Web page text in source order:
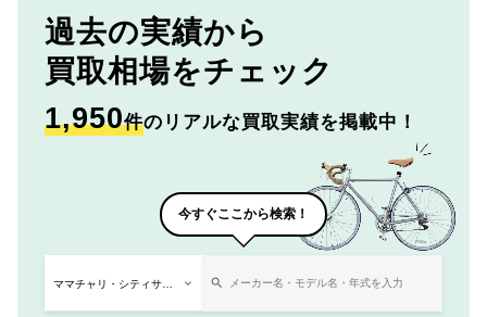
過去の実績から
買取相場をチェック
1,950件のリアルな買取実績を掲載中！
今すぐここから検索！